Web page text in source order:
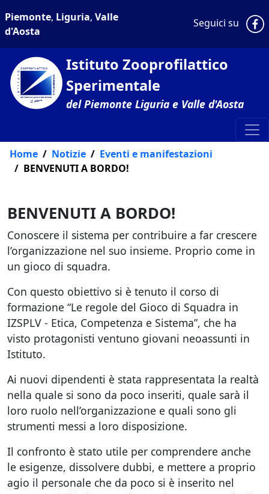
Piemonte, Liguria, Valle
d'Aosta
Seguici su
Istituto Zooprofilattico
Sperimentale
del Piemonte Liguria e Valle d'Aosta
Home Notizie
Eventi e manifestazioni
BENVENUTI A BORDO!
BENVENUTI A BORDO!
Conoscere il sistema per contribuire a far crescere
l’organizzazione nel suo insieme. Proprio come in
un gioco di squadra.
Con questo obiettivo si è tenuto il corso di
formazione “Le regole del Gioco di Squadra in
IZSPLV - Etica, Competenza e Sistema”, che ha
visto protagonisti ventuno giovani neoassunti in
Istituto.
Ai nuovi dipendenti è stata rappresentata la realtà
nella quale si sono da poco inseriti, quale sarà il
loro ruolo nell’organizzazione e quali sono gli
strumenti messi a loro disposizione.
Il confronto è stato utile per comprendere anche
le esigenze, dissolvere dubbi, e mettere a proprio
agio il personale che da poco si è inserito nel